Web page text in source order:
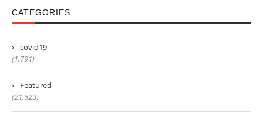
CATEGORIES
covid19
(1,791)
Featured
(21,623)